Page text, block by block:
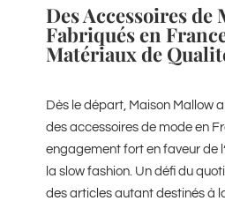
Des Accessoires de
Fabriqués en
Matériaux de
Dès le départ, Maison Mallow
des accessoires de mode en
engagement fort en faveur de
la slow fashion. Un défi du
des articles autant destinés à